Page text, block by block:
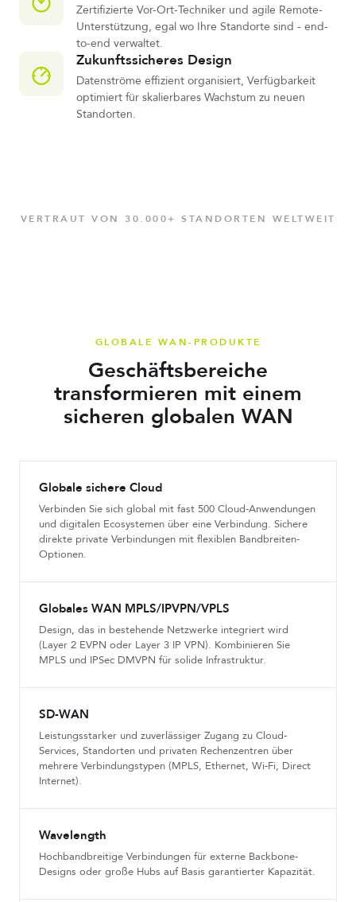
Zertifizierte Vor-Ort-Techniker und agile Remote-
Unterstützung, egal wo Ihre Standorte sind - end-
to-end verwaltet.
Zukunftssicheres Design
Datenströme effizient organisiert, Verfügbarkeit
optimiert für skalierbares Wachstum zu neuen
Standorten.
VERTRAUT VON 30.000+ STANDORTEN WELTWEIT
GLOBALE WAN-PRODUKTE
Geschäftsbereiche
transformieren mit einem
sicheren globalen WAN
Globale sichere Cloud
Verbinden Sie sich global mit fast 500 Cloud-Anwendungen
und digitalen Ecosystemen über eine Verbindung. Sichere
direkte private Verbindungen mit flexiblen Bandbreiten-
Optionen.
Globales WAN MPLS/IPVPN/VPLS
Design, das in bestehende Netzwerke integriert wird
(Layer 2 EVPN oder Layer 3 IP VPN). Kombinieren Sie
MPLS und IPSec DMVPN für solide Infrastruktur.
SD-WAN
Leistungsstarker und zuverlässiger Zugang zu Cloud-
Services, Standorten und privaten Rechenzentren über
mehrere Verbindungstypen (MPLS, Ethernet, Wi-Fi, Direct
Internet).
Wavelength
Hochbandbreitige Verbindungen für externe Backbone-
Designs oder große Hubs auf Basis garantierter Kapazität.